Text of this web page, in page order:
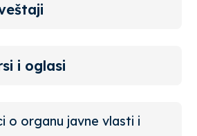
i oglasi
o organu javne vlasti i